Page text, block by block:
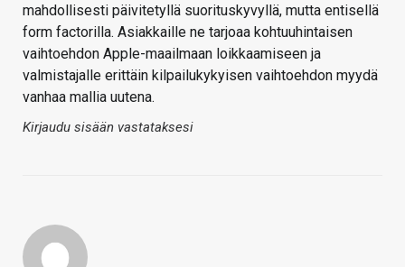
mahdollisesti päivitetyllä suorituskyvyllä, mutta entisellä
form factorilla. Asiakkaille ne tarjoaa kohtuuhintaisen
vaihtoehdon Apple-maailmaan loikkaamiseen ja
valmistajalle erittäin kilpailukykyisen vaihtoehdon myydä
vanhaa mallia uutena.
Kirjaudu sisään vastataksesi